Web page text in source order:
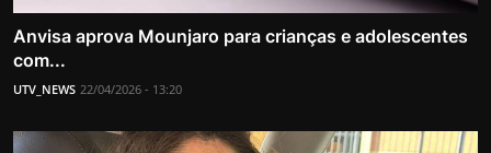
Anvisa aprova Mounjaro para crianças e adolescentes
com...
UTV_NEWS 22/04/2026 - 13:20